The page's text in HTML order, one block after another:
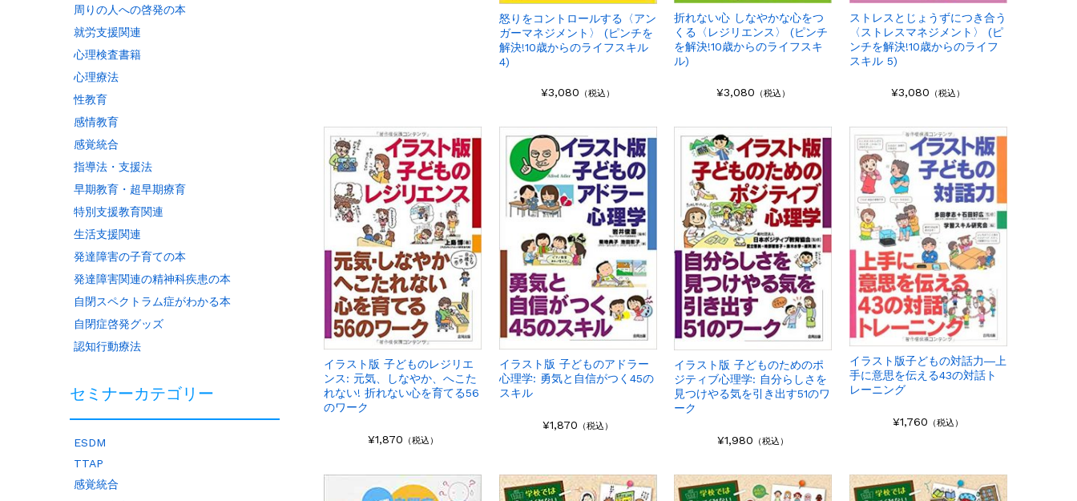
怒りをコントロールする〈アン
ガーマネジメント〉 (ピンチを
解決!10歳からのライフスキル
4)
¥3,080 （税込）
折れない心 しなやかな心をつ
くる〈レジリエンス〉 (ピンチ
を解決!10歳からのライフスキ
ル)
¥3,080 （税込）
ストレスとじょうずにつき合う
〈ストレスマネジメント〉 (ピ
ンチを解決!10歳からのライフ
スキル 5)
¥3,080 （税込）
イラスト版 子どものレジリエ
ンス: 元気、しなやか、へこた
れない! 折れない心を育てる56
のワーク
¥1,870 （税込）
イラスト版 子どものアドラー
心理学: 勇気と自信がつく45の
スキル
¥1,870 （税込）
イラスト版 子どものためのポ
ジティブ心理学: 自分らしさを
見つけやる気を引き出す51のワ
ーク
¥1,980 （税込）
イラスト版子どもの対話力―上
手に意思を伝える43の対話ト
レーニング
¥1,760 （税込）
周りの人への啓発の本
就労支援関連
心理検査書籍
心理療法
性教育
感情教育
感覚統合
指導法・支援法
早期教育・超早期療育
特別支援教育関連
生活支援関連
発達障害の子育ての本
発達障害関連の精神科疾患の本
自閉スペクトラム症がわかる本
自閉症啓発グッズ
認知行動療法
セミナーカテゴリー
ESDM
TTAP
感覚統合